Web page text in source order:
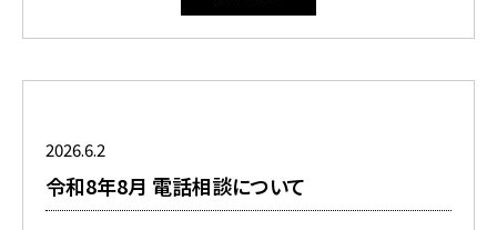
2026.6.2
令和8年8月 電話相談について